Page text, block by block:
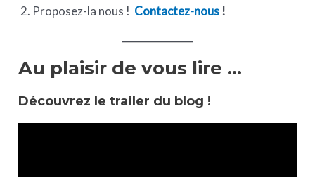
Proposez-la nous ! Contactez-nous !
Au plaisir de vous lire …
Découvrez le trailer du blog !